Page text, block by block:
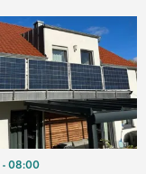
08:00